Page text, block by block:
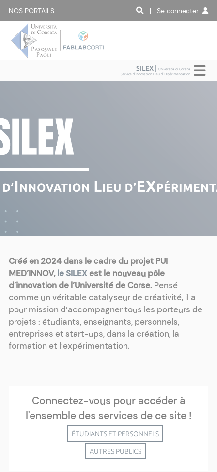
NOS PORTAILS : | Se connecter
SILEX |Università di Corsica
Service d'Innovation Lieu d'EXpérimentation
Créé en 2024 dans le cadre du projet PUI
MED’INNOV,le SILEXest le nouveau pôle
d’innovation de l’Université de Corse. Pensé
comme un véritable catalyseur de créativité, il a
pour mission d’accompagner tous les porteurs de
projets : étudiants, enseignants, personnels,
entreprises et start-ups, dans la création, la
formation et l’expérimentation.
Connectez-vous pour accéder à
l'ensemble des services de ce site !
ÉTUDIANTS ET PERSONNELS
AUTRES PUBLICS